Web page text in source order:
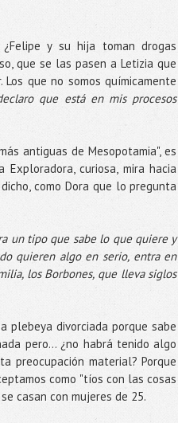
¿Felipe y su hija toman drogas
que se las pasen a Letizia que
que no somos químicamente
que está en mis procesos
antiguas de Mesopotamia", es
curiosa, mira hacia
como Dora que lo pregunta
un tipo que sabe lo que quiere y
quieren algo en serio, entra en
los Borbones, que lleva siglos
plebeya divorciada porque sabe
pero... ¿no habrá tenido algo
preocupación material? Porque
como "tíos con las cosas
casan con mujeres de 25.